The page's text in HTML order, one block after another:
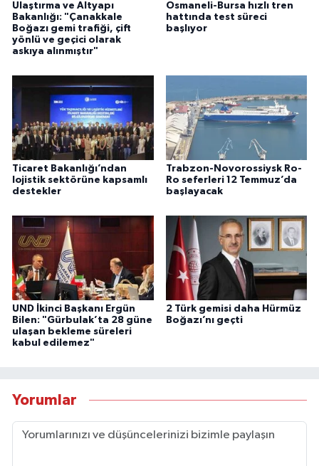
Ulaştırma ve Altyapı
Bakanlığı: "Çanakkale
Boğazı gemi trafiği, çift
yönlü ve geçici olarak
askıya alınmıştır"
Osmaneli-Bursa hızlı tren
hattında test süreci
başlıyor
Ticaret Bakanlığı’ndan
lojistik sektörüne kapsamlı
destekler
Trabzon-Novorossiysk Ro-
Ro seferleri 12 Temmuz’da
başlayacak
UND İkinci Başkanı Ergün
Bilen: "Gürbulak’ta 28 güne
ulaşan bekleme süreleri
kabul edilemez"
2 Türk gemisi daha Hürmüz
Boğazı’nı geçti
Yorumlar